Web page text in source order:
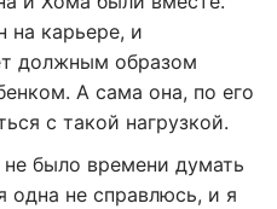
на карьере, и
должным образом
А сама она, по его
с такой нагрузкой.
было времени думать
одна не справлюсь, и я